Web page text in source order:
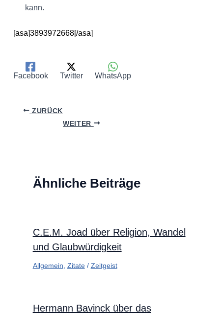
kann.
[asa]3893972668[/asa]
Facebook Twitter WhatsApp
ZURÜCK
WEITER
Ähnliche Beiträge
C.E.M. Joad über Religion, Wandel
und Glaubwürdigkeit
Allgemein Zitate/ Zeitgeist
Hermann Bavinck über das